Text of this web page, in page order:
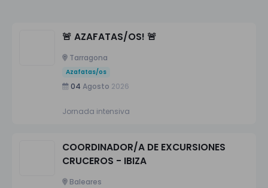
🚨 AZAFATAS/OS! 🚨
Tarragona
Azafatas/os
04 Agosto 2026
Jornada intensiva
COORDINADOR/A DE EXCURSIONES
CRUCEROS - IBIZA
Baleares